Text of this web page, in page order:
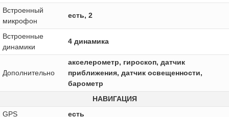
Встроенный
микрофон
есть, 2
Встроенные
динамики
4 динамика
Дополнительно
акселерометр, гироскоп, датчик
приближения, датчик освещенности,
барометр
НАВИГАЦИЯ
GPS
есть